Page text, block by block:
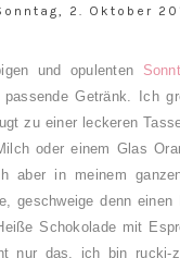
2. Oktober
und opulenten
Getränk. Ich
zu einer leckeren
oder einem Glas
aber in meinem
geschweige denn einen
Schokolade mit
nur das, ich bin rucki-